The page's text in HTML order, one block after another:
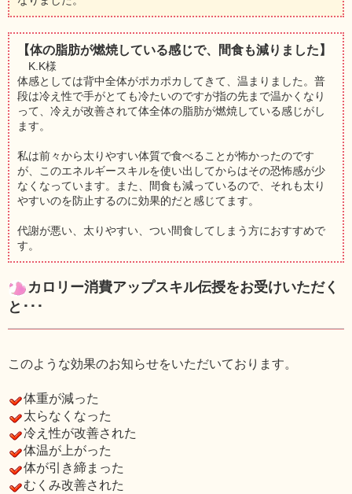
【体の脂肪が燃焼している感じで、間食も減りました】
K.K様
体感としては背中全体がポカポカしてきて、温まりました。普
段は冷え性で手がとても冷たいのですが指の先まで温かくなり
って、冷えが改善されて体全体の脂肪が燃焼している感じがし
ます。
私は前々から太りやすい体質で食べることが怖かったのです
が、このエネルギースキルを使い出してからはその恐怖感が少
なくなっています。また、間食も減っているので、それも太り
やすいのを防止するのに効果的だと感じてます。
代謝が悪い、太りやすい、つい間食してしまう方におすすめで
す。
カロリー消費アップスキル伝授をお受けいただく
と･･･
このような効果のお知らせをいただいております。
体重が減った
太らなくなった
冷え性が改善された
体温が上がった
体が引き締まった
むくみ改善された